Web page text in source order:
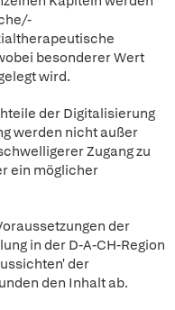
besonderer Wert
wird.
der Digitalisierung
werden nicht außer
Zugang zu
ein möglicher
der
in der D-A-CH-Region
der
den Inhalt ab.